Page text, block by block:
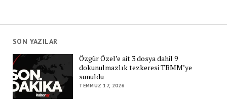
SON YAZILAR
Özgür Özel’e ait 3 dosya dahil 9
dokunulmazlık tezkeresi TBMM’ye
sunuldu
TEMMUZ 17, 2026